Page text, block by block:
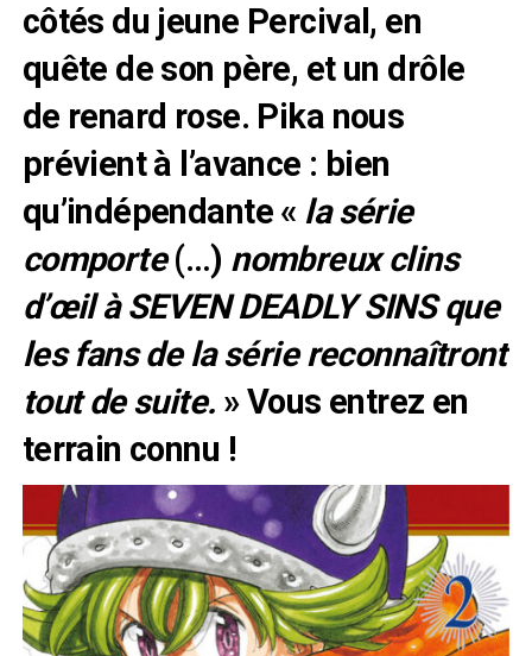
côtés du jeune Percival, en
quête de son père, et un drôle
de renard rose. Pika nous
prévient à l’avance : bien
qu’indépendante « la série
comporte(…) nombreux clins
d’œil à SEVEN DEADLY SINS que
les fans de la série reconnaîtront
tout de suite. » Vous entrez en
terrain connu !